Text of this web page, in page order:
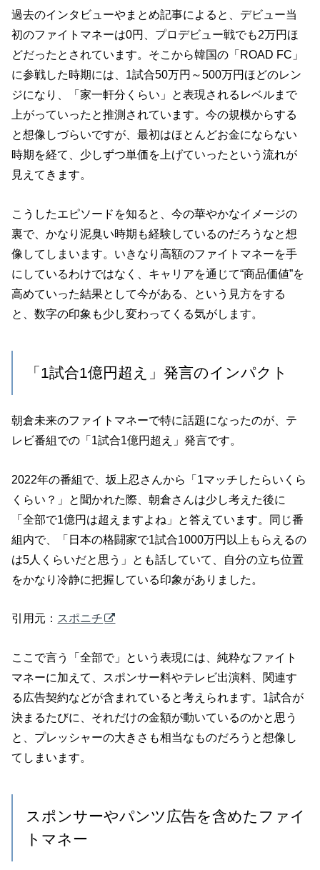
過去のインタビューやまとめ記事によると、デビュー当
初のファイトマネーは0円、プロデビュー戦でも2万円ほ
どだったとされています。そこから韓国の「ROAD FC」
に参戦した時期には、1試合50万円～500万円ほどのレン
ジになり、「家一軒分くらい」と表現されるレベルまで
上がっていったと推測されています。今の規模からする
と想像しづらいですが、最初はほとんどお金にならない
時期を経て、少しずつ単価を上げていったという流れが
見えてきます。
こうしたエピソードを知ると、今の華やかなイメージの
裏で、かなり泥臭い時期も経験しているのだろうなと想
像してしまいます。いきなり高額のファイトマネーを手
にしているわけではなく、キャリアを通じて“商品価値”を
高めていった結果として今がある、という見方をする
と、数字の印象も少し変わってくる気がします。
「1試合1億円超え」発言のインパクト
朝倉未来のファイトマネーで特に話題になったのが、テ
レビ番組での「1試合1億円超え」発言です。
2022年の番組で、坂上忍さんから「1マッチしたらいくら
くらい？」と聞かれた際、朝倉さんは少し考えた後に
「全部で1億円は超えますよね」と答えています。同じ番
組内で、「日本の格闘家で1試合1000万円以上もらえるの
は5人くらいだと思う」とも話していて、自分の立ち位置
をかなり冷静に把握している印象がありました。
引用元： スポニチ
ここで言う「全部で」という表現には、純粋なファイト
マネーに加えて、スポンサー料やテレビ出演料、関連す
る広告契約などが含まれていると考えられます。1試合が
決まるたびに、それだけの金額が動いているのかと思う
と、プレッシャーの大きさも相当なものだろうと想像し
てしまいます。
スポンサーやパンツ広告を含めたファイ
トマネー